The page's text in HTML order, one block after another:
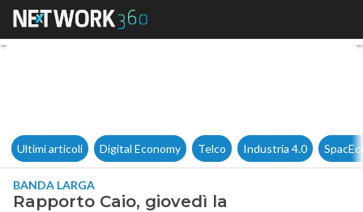
Rapporto Caio, giovedì la
Ultimi articoli Digital Economy Telco Industria 4.0
BANDA LARGA
Rapporto Caio, giovedì la